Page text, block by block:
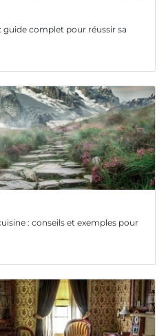
complet pour réussir sa
: conseils et exemples pour